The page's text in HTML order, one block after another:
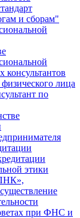
и сборам"
консультантов
лица
по
этики
при ФНС и